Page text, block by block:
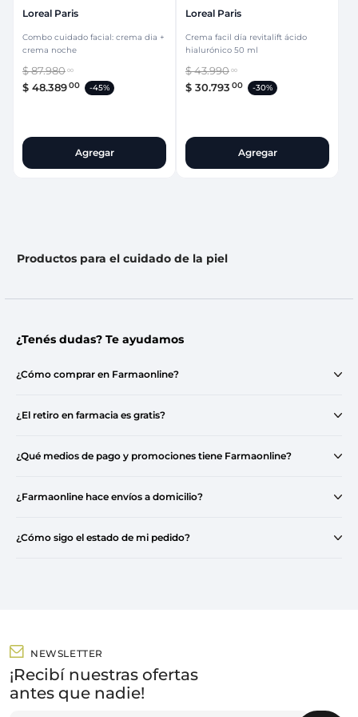
Loreal Paris
Combo cuidado facial: crema dia +
crema noche
$87.980 00
$ 48.38900 -45%
Agregar
Loreal Paris
Crema facil día revitalift ácido
hialurónico 50 ml
$43.990 00
$ 30.793 00 -30%
Agregar
Productos para el cuidado de la piel
¿Tenés dudas? Te ayudamos
¿Cómo comprar en Farmaonline?
¿El retiro en farmacia es gratis?
¿Qué medios de pago y promociones tiene Farmaonline?
¿Farmaonline hace envíos a domicilio?
¿Cómo sigo el estado de mi pedido?
NEWSLETTER
¡Recibí nuestras ofertas
antes que nadie!